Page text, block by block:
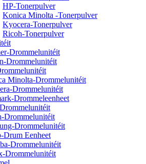
HP-Tonerpulver
Konica Minolta -Tonerpulver
Kyocera-Tonerpulver
Ricoh-Tonerpulver
Drommelunitéit
Drommelunitéit
Minolta-Drommelunitéit
Drommelunitéit
Drommeleenheet
Drommelunitéit
Drommelunitéit
Drum Eenheet
Drommelunitéit
Drommelunitéit